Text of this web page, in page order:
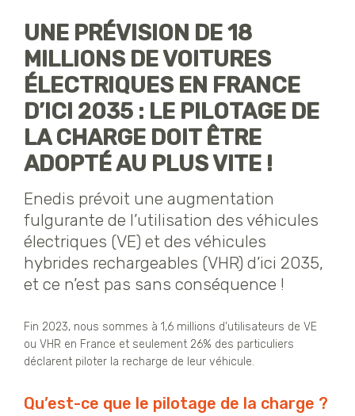
UNE PRÉVISION DE 18
MILLIONS DE VOITURES
ÉLECTRIQUES EN FRANCE
D’ICI 2035 : LE PILOTAGE DE
LA CHARGE DOIT ÊTRE
ADOPTÉ AU PLUS VITE !
Enedis prévoit une augmentation
fulgurante de l’utilisation des véhicules
électriques (VE) et des véhicules
hybrides rechargeables (VHR) d’ici 2035,
et ce n’est pas sans conséquence !
Fin 2023, nous sommes à 1,6 millions d’utilisateurs de VE
ou VHR en France et seulement 26% des particuliers
déclarent piloter la recharge de leur véhicule.
Qu’est-ce que le pilotage de la charge ?